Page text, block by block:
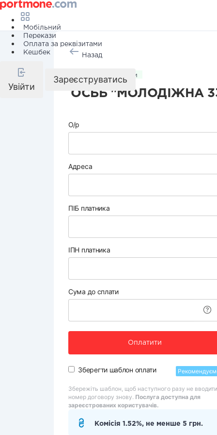
Мобільний
Перекази
Оплата за реквізитами
Кешбек
Увійти
Зареєструватись
Назад
Комунальні послуги
ОСББ "МОЛОДІЖНА
О/р
Адреса
ПІБ платника
ІПН платника
Сума до сплати
Оплатити
Зберегти шаблон оплати
Збережіть шаблон, щоб наступного разу не вводити
номер договору знову. Послуга доступна для
зареєстрованих користувачів.
Комісія 1.52%, не менше 5 грн.